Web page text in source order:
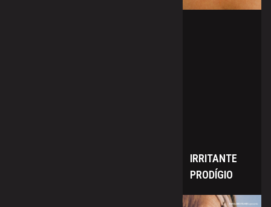
IRRITANTE
PRODÍGIO